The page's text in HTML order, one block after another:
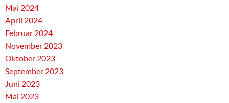
Mai 2024
April 2024
Februar 2024
November 2023
Oktober 2023
September 2023
Juni 2023
Mai 2023